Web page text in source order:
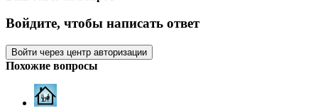
Войдите, чтобы написать ответ
Войти через центр авторизации
Похожие вопросы